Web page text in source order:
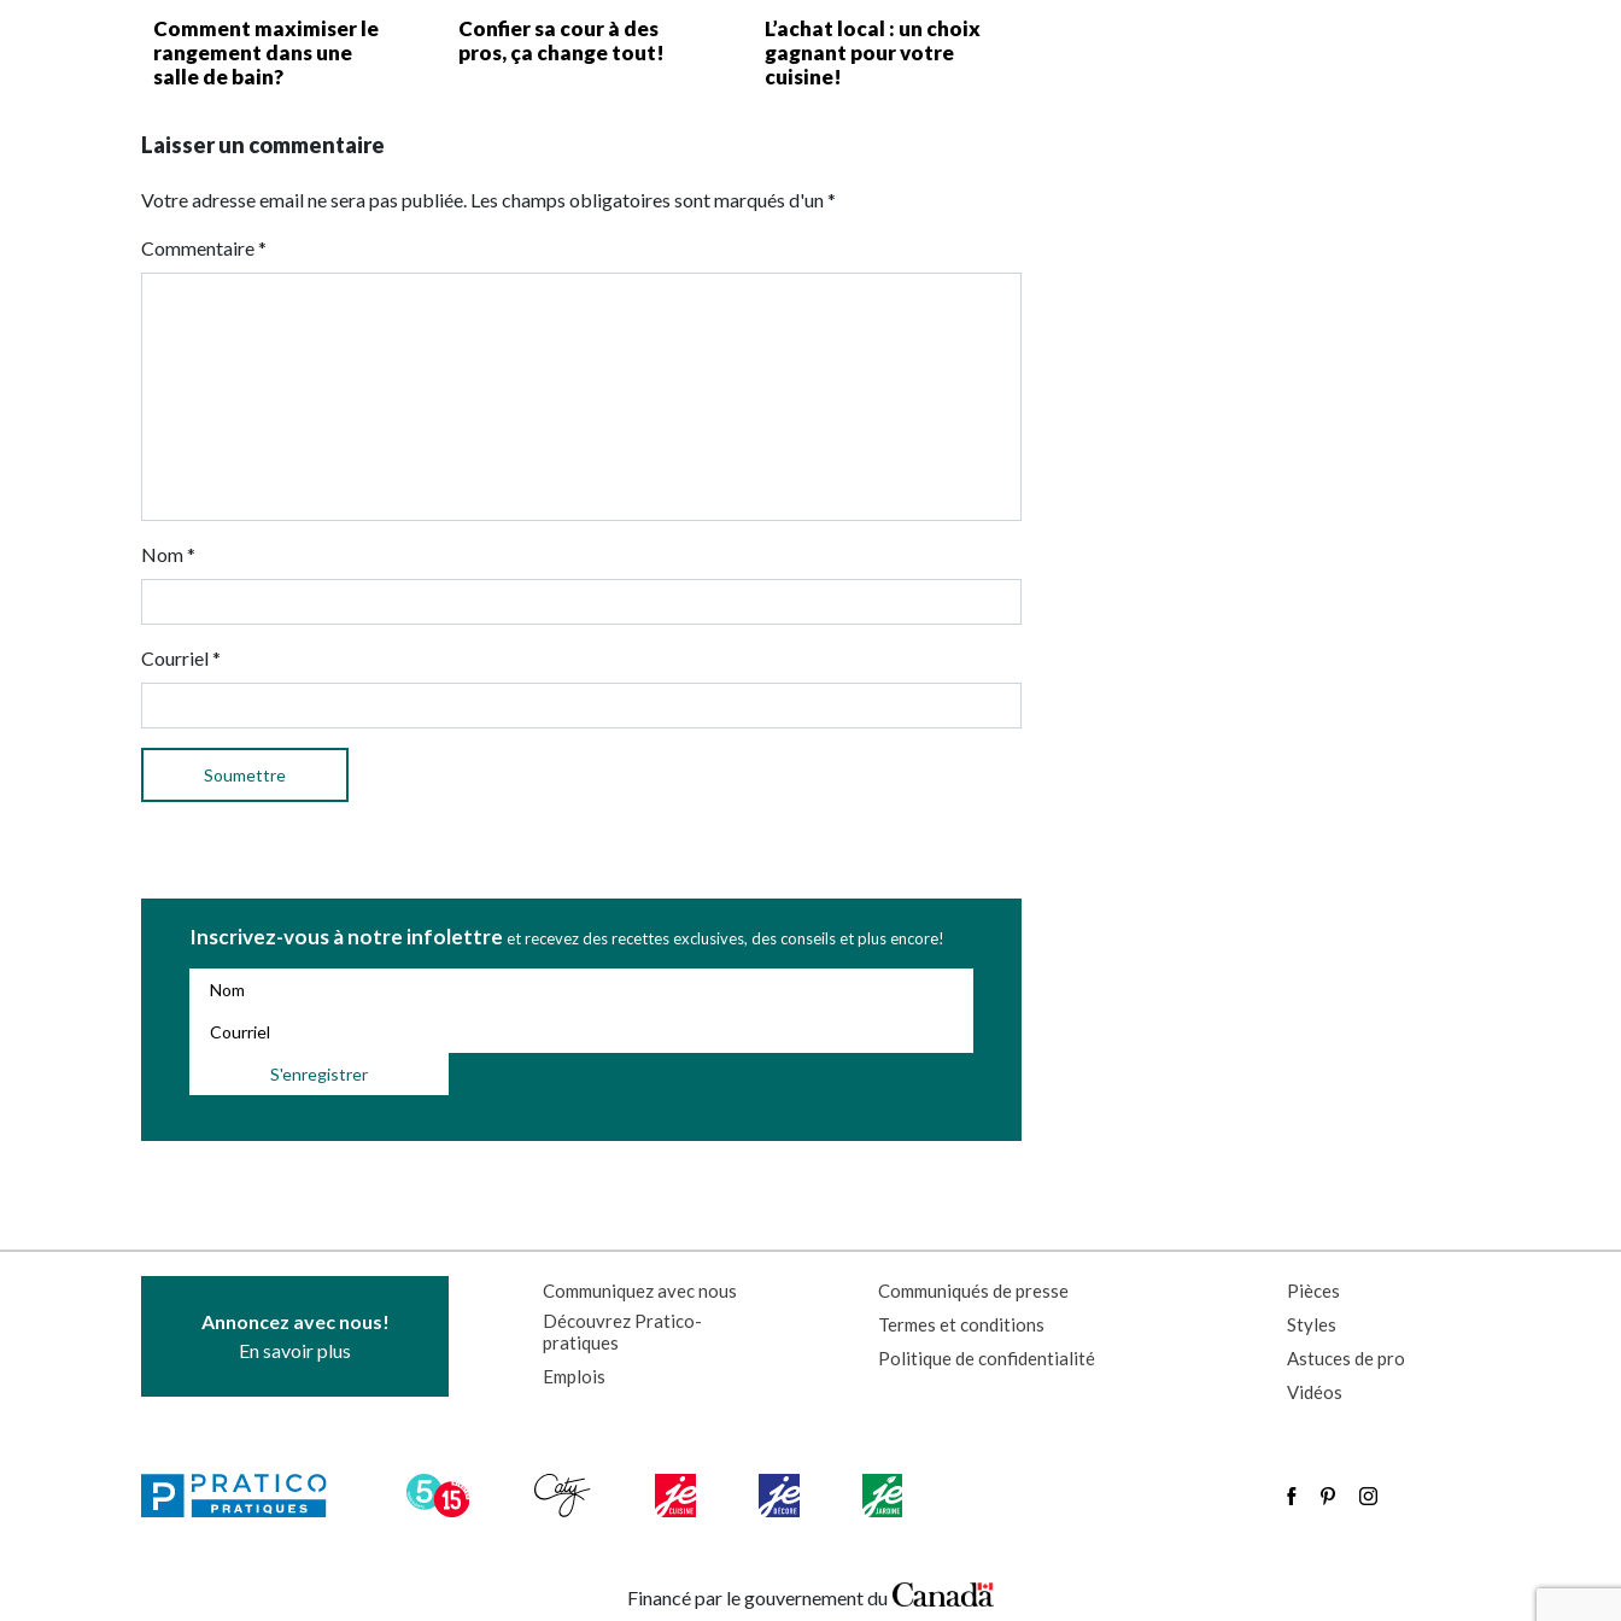
Comment maximiser le
rangement dans une
salle de bain?
Confier sa cour à des
pros, ça change tout!
L’achat local : un choix
gagnant pour votre
cuisine!
Laisser un commentaire
Votre adresse email ne sera pas publiée. Les champs obligatoires sont marqués d'un *
Commentaire*
Nom*
Courriel*
Inscrivez-vous à notre infolettre et recevez des recettes exclusives, des conseils et plus encore!
Annoncez avec nous!
En savoir plus
Communiquez avec nous
Découvrez Pratico-
pratiques
Emplois
Communiqués de presse
Termes et conditions
Politique de confidentialité
Pièces
Styles
Astuces de pro
Vidéos
Financé par le gouvernement du